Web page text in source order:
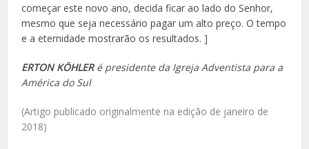
começar este novo ano, decida ficar ao lado do Senhor,
mesmo que seja necessário pagar um alto preço. O tempo
e a eternidade mostrarão os resultados.]
ERTON KÖHLERé presidente da Igreja Adventista para a
América do Sul
(Artigo publicado originalmente na edição de janeiro de
2018)